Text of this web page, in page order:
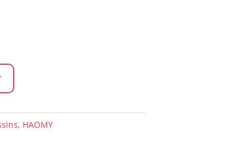
, HAOMY